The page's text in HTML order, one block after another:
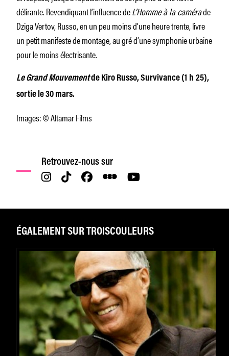
délirante. Revendiquant l’influence deL’Homme à la camérade
Dziga Vertov, Russo, en un peu moins d’une heure trente, livre
un petit manifeste de montage, au gré d’une symphonie urbaine
pour le moins électrisante.
Le Grand Mouvementde Kiro Russo, Survivance (1 h 25),
sortie le 30 mars.
Images: © Altamar Films
Retrouvez-nous sur
ÉGALEMENT SUR TROISCOULEURS